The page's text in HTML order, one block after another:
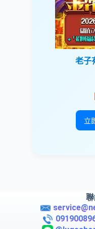
老子
立